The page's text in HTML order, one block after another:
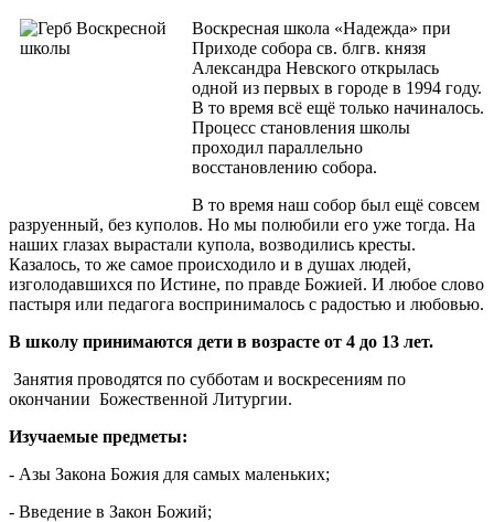
Воскресная школа «Надежда» при
Приходе собора св. блгв. князя
Александра Невского открылась
одной из первых в городе в 1994 году.
В то время всё ещё только начиналось.
Процесс становления школы
проходил параллельно
восстановлению собора.
В то время наш собор был ещё совсем
разруенный, без куполов. Но мы полюбили его уже тогда. На
наших глазах вырастали купола, возводились кресты.
Казалось, то же самое происходило и в душах людей,
изголодавшихся по Истине, по правде Божией. И любое слово
пастыря или педагога воспринималось с радостью и любовью.
В школу принимаются дети в возрасте от 4 до 13 лет.
Занятия проводятся по субботам и воскресениям по
окончании Божественной Литургии.
Изучаемые предметы:
- Азы Закона Божия для самых маленьких;
- Введение в Закон Божий;